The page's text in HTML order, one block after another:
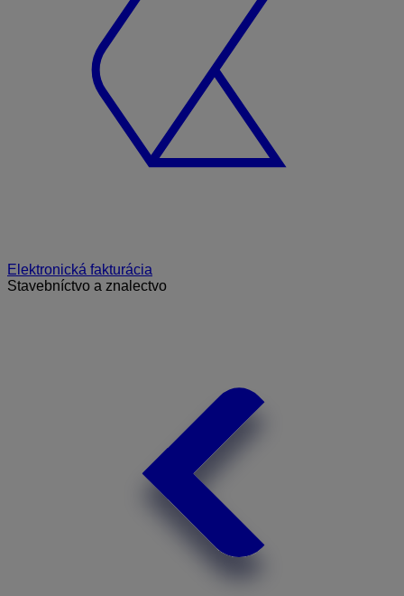
Elektronická fakturácia
Stavebníctvo a znalectvo